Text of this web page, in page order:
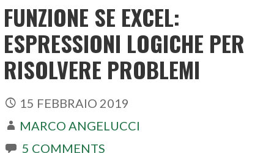
FUNZIONE SE EXCEL:
ESPRESSIONI LOGICHE PER
RISOLVERE PROBLEMI
15 FEBBRAIO 2019
MARCO ANGELUCCI
5 COMMENTS